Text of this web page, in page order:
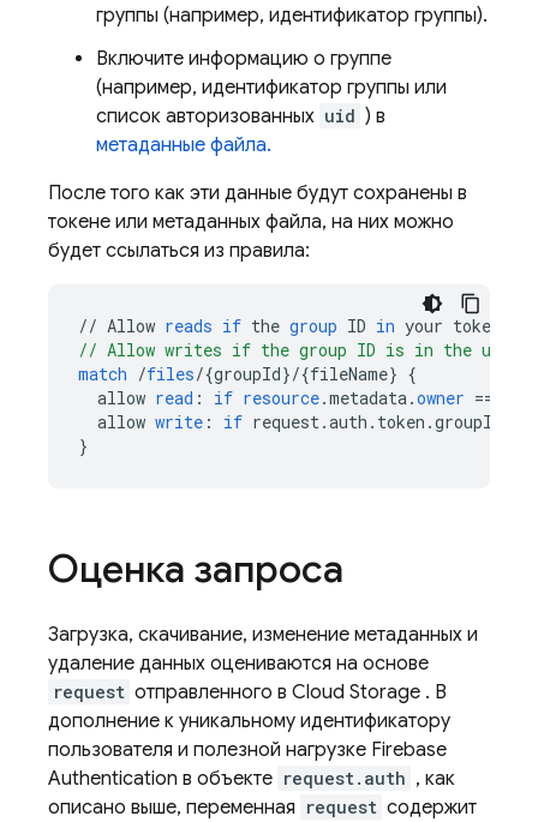
группы (например, идентификатор группы).
Включите информацию о группе
(например, идентификатор группы или
список авторизованных uid ) в
метаданные файла.
После того как эти данные будут сохранены в
токене или метаданных файла, на них можно
будет ссылаться из правила:
// Allow reads if the group ID in your token
// Allow writes if the group ID is in the user'
match /files/{groupId}/{fileName} {
allow read : if resource.metadata.owner ==
allow write : if request.auth . token .groupId
}
Оценка запроса
Загрузка, скачивание, изменение метаданных и
удаление данных оцениваются на основе
request отправленного в Cloud Storage . В
дополнение к уникальному идентификатору
пользователя и полезной нагрузке Firebase
Authentication в объекте request.auth , как
описано выше, переменная request содержит